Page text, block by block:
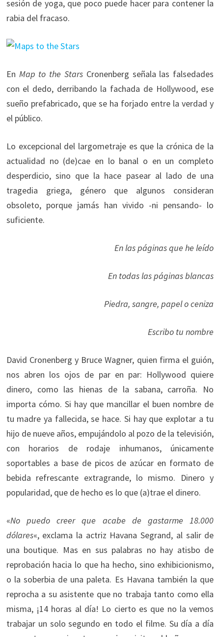
sesión de yoga, que poco puede hacer para contener la
rabia del fracaso.
En Map to the Stars Cronenberg señala las falsedades
con el dedo, derribando la fachada de Hollywood, ese
sueño prefabricado, que se ha forjado entre la verdad y
el público.
Lo excepcional del largometraje es que la crónica de la
actualidad no (de)cae en lo banal o en un completo
desperdicio, sino que la hace pasear al lado de una
tragedia griega, género que algunos consideran
obsoleto, porque jamás han vivido -ni pensando- lo
suficiente.
En las páginas que he leído
En todas las páginas blancas
Piedra, sangre, papel o ceniza
Escribo tu nombre
David Cronenberg y Bruce Wagner, quien firma el guión,
nos abren los ojos de par en par: Hollywood quiere
dinero, como las hienas de la sabana, carroña. No
importa cómo. Si hay que mancillar el buen nombre de
tu madre ya fallecida, se hace. Si hay que explotar a tu
hijo de nueve años, empujándolo al pozo de la televisión,
con horarios de rodaje inhumanos, únicamente
soportables a base de picos de azúcar en formato de
bebida refrescante extragrande, lo mismo. Dinero y
popularidad, que de hecho es lo que (a)trae el dinero.
«No puedo creer que acabe de gastarme 18.000
dólares«, exclama la actriz Havana Segrand, al salir de
una boutique. Mas en sus palabras no hay atisbo de
reprobación hacia lo que ha hecho, sino exhibicionismo,
o la soberbia de una paleta. Es Havana también la que
reprocha a su asistente que no trabaja tanto como ella
misma, ¡14 horas al día! Lo cierto es que no la vemos
trabajar un solo segundo en todo el filme. Su día a día